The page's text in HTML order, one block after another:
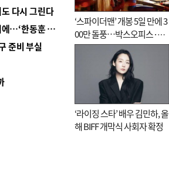
다시 그린다
■ 국힘 부산시당, ‘정이한 조력’ 시의원 윤리위에…‘한동훈 지지’도 신고접수
준비 부실
‘스파이더맨’ 개봉 5일 만에 3
00만 돌풍…박스오피스·예
매율 동시 1위
‘라이징 스타’ 배우 김민하, 올
해 BIFF 개막식 사회자 확정